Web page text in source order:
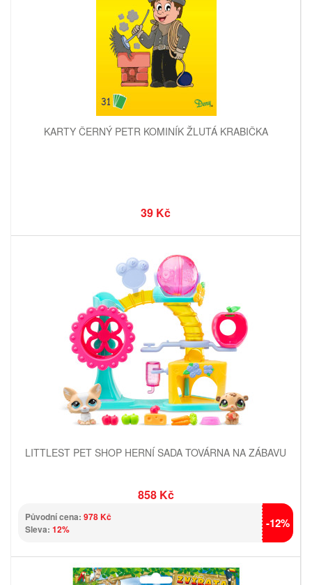
KARTY ČERNÝ PETR KOMINÍK ŽLUTÁ KRABIČKA
39 Kč
LITTLEST PET SHOP HERNÍ SADA TOVÁRNA NA ZÁBAVU
858 Kč
Původní cena: 978 Kč
Sleva: 12% -12%